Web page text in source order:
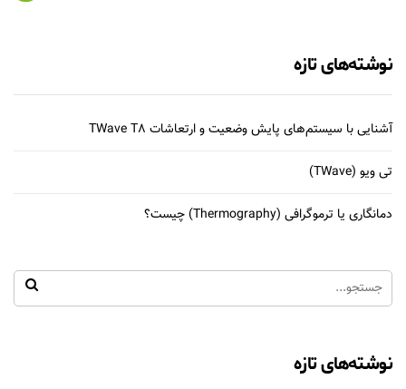
نوشته‌های تازه
آشنایی با سیستم‌های پایش وضعیت و ارتعاشات TWave T8
تی ویو (TWave)
دمانگاری یا ترموگرافی (Thermography) چیست؟
نوشته‌های تازه